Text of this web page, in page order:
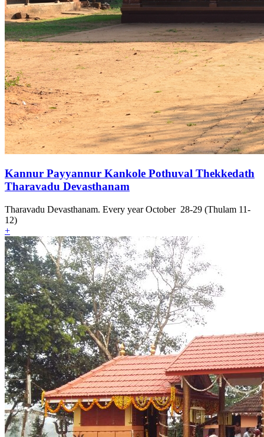
Kannur Payyannur Kankole Pothuval Thekkedath
Tharavadu Devasthanam
Tharavadu Devasthanam. Every year October 28-29 (Thulam 11-
12)
+